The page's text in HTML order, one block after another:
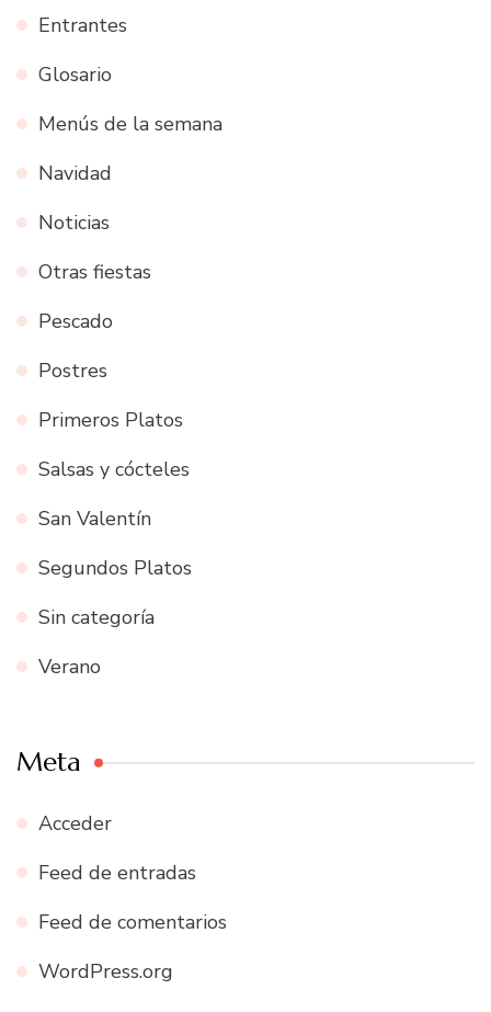
Entrantes
Glosario
Menús de la semana
Navidad
Noticias
Otras fiestas
Pescado
Postres
Primeros Platos
Salsas y cócteles
San Valentín
Segundos Platos
Sin categoría
Verano
Meta
Acceder
Feed de entradas
Feed de comentarios
WordPress.org